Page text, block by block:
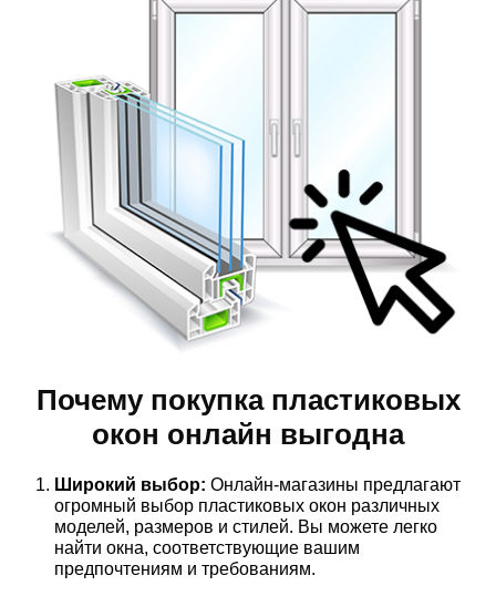
Почему покупка пластиковых
окон онлайн выгодна
Широкий выбор: Онлайн-магазины предлагают
огромный выбор пластиковых окон различных
моделей, размеров и стилей. Вы можете легко
найти окна, соответствующие вашим
предпочтениям и требованиям.